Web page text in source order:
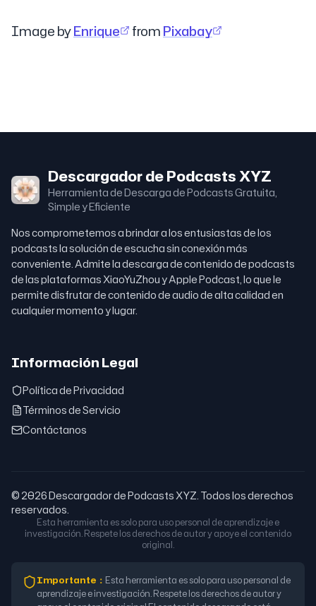
Image byEnrique fromPixabay
Descargador de Podcasts XYZ
Herramienta de Descarga de Podcasts Gratuita,
Simple y Eficiente
Nos comprometemos a brindar a los entusiastas de los
podcasts la solución de escucha sin conexión más
conveniente. Admite la descarga de contenido de podcasts
de las plataformas XiaoYuZhou y Apple Podcast, lo que le
permite disfrutar de contenido de audio de alta calidad en
cualquier momento y lugar.
Información Legal
Política de Privacidad
Términos de Servicio
Contáctanos
© 2026 Descargador de Podcasts XYZ. Todos los derechos
reservados.
Esta herramienta es solo para uso personal de aprendizaje e
investigación. Respete los derechos de autor y apoye el contenido
original.
Importante ： Esta herramienta es solo para uso personal de
aprendizaje e investigación. Respete los derechos de autor y